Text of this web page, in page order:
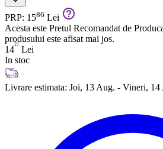
PRP: 1586 Lei
Acesta este Pretul Recomandat de
produsului este afisat mai jos.
1427 Lei
In stoc
Livrare estimata: Joi, 13 Aug. - Vineri, 14